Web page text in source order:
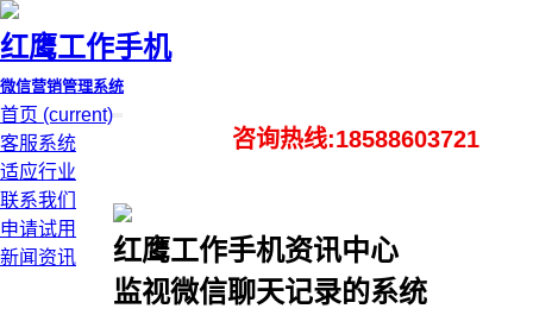
红鹰工作手机
微信营销管理系统
首页 (current)
客服系统
适应行业
联系我们
申请试用
新闻资讯
咨询热线:18588603721
红鹰工作手机资讯中心
监视微信聊天记录的系统